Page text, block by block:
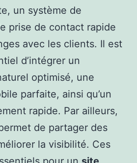
un système de
prise de contact rapide
avec les clients. Il est
d’intégrer un
optimisé, une
parfaite, ainsi qu’un
rapide. Par ailleurs,
de partager des
la visibilité. Ces